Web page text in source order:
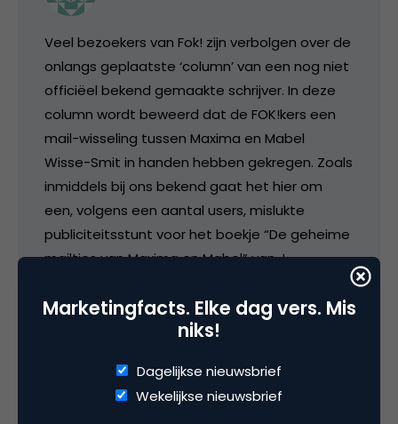
Veel bezoekers van Fok! zijn verbolgen over de
onlangs geplaatste ‘column’ van een nog niet
officiëel bekend gemaakte schrijver. In deze
column wordt beweerd dat de FOK!kers een
mail-wisseling tussen Maxima en Mabel
Wisse-Smit in handen hebben gekregen. Zoals
inmiddels bij ons bekend gaat het hier om
een, volgens een aantal users, mislukte
publiciteitsstunt voor het boekje “De geheime
mailtjes van Maxima en Mabel” van J.
bezoekers volledig afgekeurd.
geconstateerd, maar FOK!kers hebben in het
algemeen weinig gevoel voor humor.
Marketingfacts. Elke dag vers. Mis
niks!
Dagelijkse nieuwsbrief
Wekelijkse nieuwsbrief